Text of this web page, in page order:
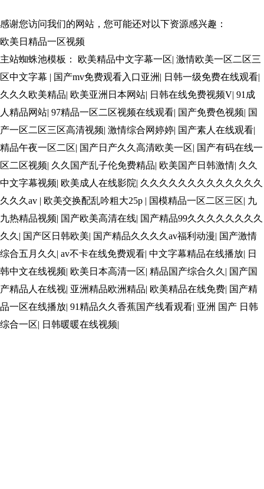
感谢您访问我们的网站，您可能还对以下资源感兴趣：
欧美日精品一区视频
主站蜘蛛池模板： 欧美精品中文字幕一区| 激情欧美一区二区三
区中文字幕 | 国产mv免费观看入口亚洲 | 日韩一级免费在线观看|
久久久欧美精品| 欧美亚洲日本网站| 日韩在线免费视频V| 91成
人精品网站| 97精品一区二区视频在线观看| 国产免费色视频| 国
产一区二区三区高清视频| 激情综合网婷婷| 国产素人在线观看|
精品午夜一区二区| 国产日产久久高清欧美一区| 国产有码在线一
区二区视频| 久久国产乱子伦免费精品| 欧美国产日韩激情| 久久
中文字幕视频| 欧美成人在线影院| 久久久久久久久久久久久久久
久久久av | 欧美交换配乱吟粗大25p | 国模精品一区二区三区| 九
九热精品视频| 国产欧美高清在线| 国产精品99久久久久久久久久
久久 | 国产区日韩欧美| 国产精品久久久久av福利动漫| 国产激情
综合五月久久 | av不卡在线免费观看| 中文字幕精品在线播放| 日
韩中文在线视频| 欧美日本高清一区| 精品国产综合久久 | 国产国
产精品人在线视| 亚洲精品欧洲精品| 欧美精品在线免费| 国产精
品一区在线播放| 91精品久久香蕉国产线看观看| 亚洲 国产 日韩
综合一区| 日韩暖暖在线视频|